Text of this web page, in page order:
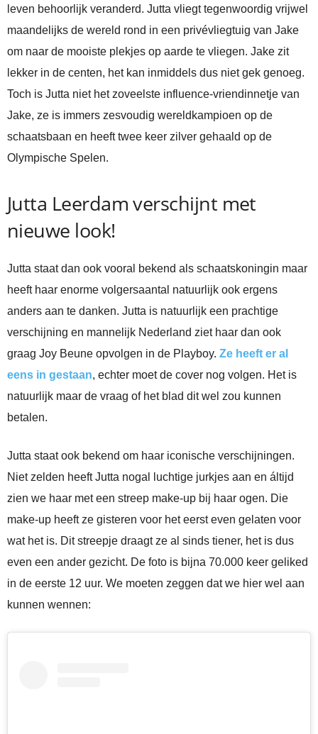
leven behoorlijk veranderd. Jutta vliegt tegenwoordig vrijwel
maandelijks de wereld rond in een privévliegtuig van Jake
om naar de mooiste plekjes op aarde te vliegen. Jake zit
lekker in de centen, het kan inmiddels dus niet gek genoeg.
Toch is Jutta niet het zoveelste influence-vriendinnetje van
Jake, ze is immers zesvoudig wereldkampioen op de
schaatsbaan en heeft twee keer zilver gehaald op de
Olympische Spelen.
Jutta Leerdam verschijnt met
nieuwe look!
Jutta staat dan ook vooral bekend als schaatskoningin maar
heeft haar enorme volgersaantal natuurlijk ook ergens
anders aan te danken. Jutta is natuurlijk een prachtige
verschijning en mannelijk Nederland ziet haar dan ook
graag Joy Beune opvolgen in de Playboy. Ze heeft er al
eens in gestaan, echter moet de cover nog volgen. Het is
natuurlijk maar de vraag of het blad dit wel zou kunnen
betalen.
Jutta staat ook bekend om haar iconische verschijningen.
Niet zelden heeft Jutta nogal luchtige jurkjes aan en áltijd
zien we haar met een streep make-up bij haar ogen. Die
make-up heeft ze gisteren voor het eerst even gelaten voor
wat het is. Dit streepje draagt ze al sinds tiener, het is dus
even een ander gezicht. De foto is bijna 70.000 keer geliked
in de eerste 12 uur. We moeten zeggen dat we hier wel aan
kunnen wennen: